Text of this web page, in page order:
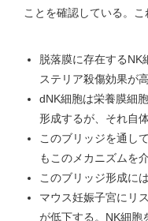
ことを確認している。
脱落膜に存在するNK
ステリア殺傷効果が高
dNK細胞は栄養膜細
形成するが、それ自
このブリッジを通し
もこのメカニズムを
このブリッジ形成に
マウス妊娠子宮にリ
が低下する。NK細胞